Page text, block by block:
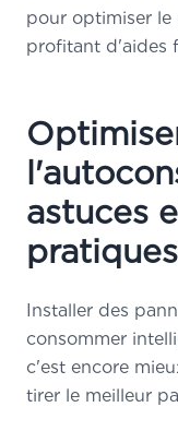
pour optimiser le
profitant d'aides
astuces
pratiques
Installer des
consommer
c'est encore
tirer le meilleur